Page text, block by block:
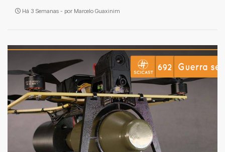
Há 3 Semanas - por Marcelo Guaxinim